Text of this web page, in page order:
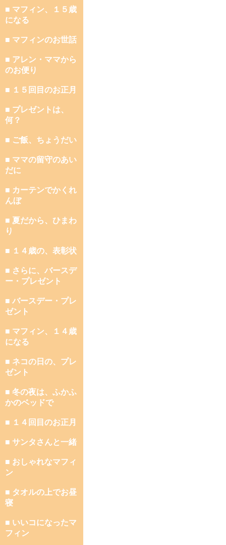
■ マフィン、１５歳
になる
■ マフィンのお世話
■ アレン・ママから
のお便り
■ １５回目のお正月
■ プレゼントは、
何？
■ ご飯、ちょうだい
■ ママの留守のあい
だに
■ カーテンでかくれ
んぼ
■ 夏だから、ひまわ
り
■ １４歳の、表彰状
■ さらに、バースデ
ー・プレゼント
■ バースデー・プレ
ゼント
■ マフィン、１４歳
になる
■ ネコの日の、プレ
ゼント
■ 冬の夜は、ふかふ
かのベッドで
■ １４回目のお正月
■ サンタさんと一緒
■ おしゃれなマフィ
ン
■ タオルの上でお昼
寝
■ いいコになったマ
フィン